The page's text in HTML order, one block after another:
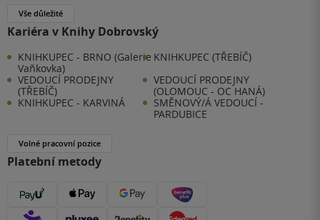
Vše důležité
Kariéra v Knihy Dobrovský
KNIHKUPEC - BRNO (Galerie
Vaňkovka)
KNIHKUPEC (TŘEBÍČ)
VEDOUCÍ PRODEJNY
(TŘEBÍČ)
VEDOUCÍ PRODEJNY
(OLOMOUC - OC HANÁ)
KNIHKUPEC - KARVINÁ
SMĚNOVÝ/Á VEDOUCÍ -
PARDUBICE
Volné pracovní pozice
Platební metody